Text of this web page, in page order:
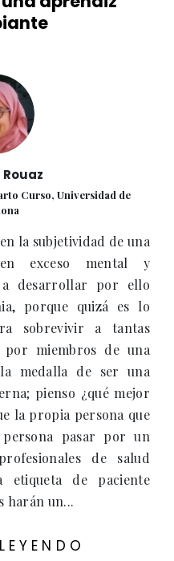
Curso, Universidad de
la subjetividad de una
exceso mental y
a desarrollar por ello
porque quizá es lo
sobrevivir a tantas
por miembros de una
medalla de ser una
pienso ¿qué mejor
la propia persona que
pasar por un
de salud
etiqueta de paciente
harán un...